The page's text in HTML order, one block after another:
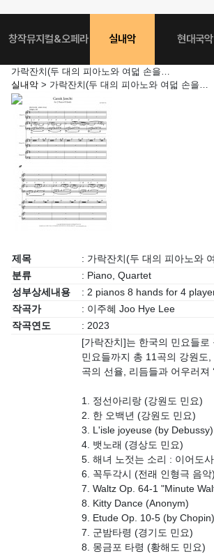
창작뮤지컬&오페라 실내악 현대국악
가락잔치(두 대의 피아노와 여덟 손을…
실내악 > 가락잔치(두 대의 피아노와 여덟 손을…
제목
: 가락잔치(두 대의 피아노와
분류
: Piano, Quartet
성부상세내용
: 2 pianos 8 hands for 4
작곡가
: 이주혜 Joo Hye Lee
작곡연도
: 2023
[가락잔치]는 한국의 민요들
민요들까지 총 11곡의 강원도
곡의 선율, 리듬들과 어우러져
1. 정선아리랑 (강원도 민요)
2. 한 오백년 (강원도 민요)
3. L'isle joyeuse (by Debussy)
4. 뱃노래 (경상도 민요)
5. 해녀 노젓는 소리 : 이어도
6. 꼭두각시 (전래 인형극 음악)
7. Waltz Op. 64-1 "Minute
8. Kitty Dance (Anonym)
9. Etude Op. 10-5 (by Chopin)
7. 군밤타령 (경기도 민요)
8. 몽금포 타령 (황해도 민요)